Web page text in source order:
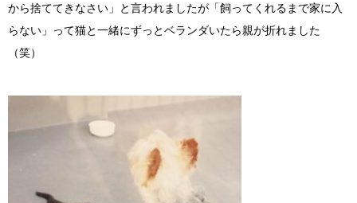
から捨ててきなさい」と言われましたが「飼ってくれるまで家に入
らない」って猫と一緒にずっとベランダいたら親が折れました
（笑）